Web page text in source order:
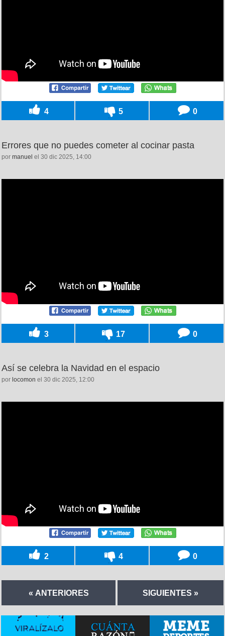
4 5 0
Errores que no puedes cometer al cocinar pasta
por manuel el 30 dic 2025, 14:00
3 17 0
Así se celebra la Navidad en el espacio
por locomon el 30 dic 2025, 12:00
2 4 0
« ANTERIORES SIGUIENTES »